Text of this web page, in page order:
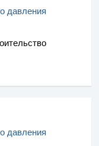
давления
давления